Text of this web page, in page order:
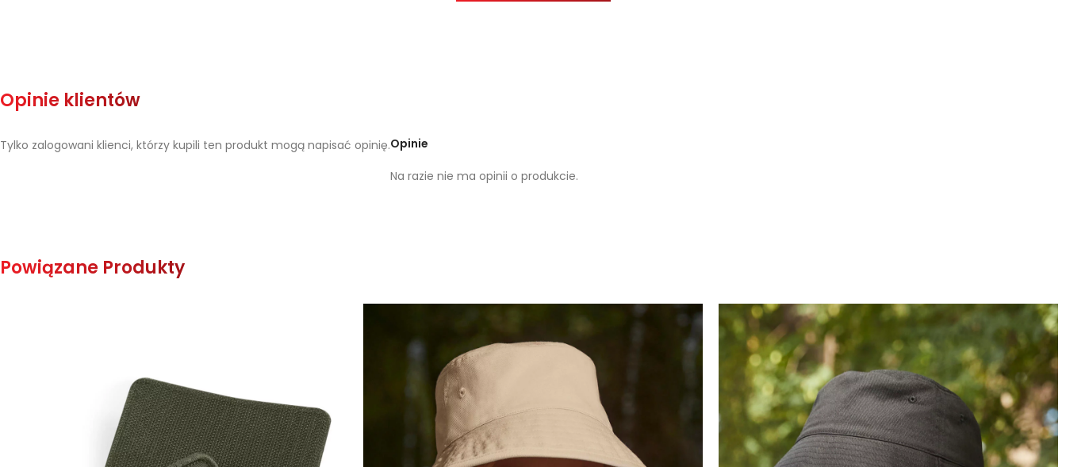
Opinie klientów
Opinie
Na razie nie ma opinii o produkcie.
Tylko zalogowani klienci, którzy kupili ten produkt mogą napisać opinię.
Powiązane Produkty